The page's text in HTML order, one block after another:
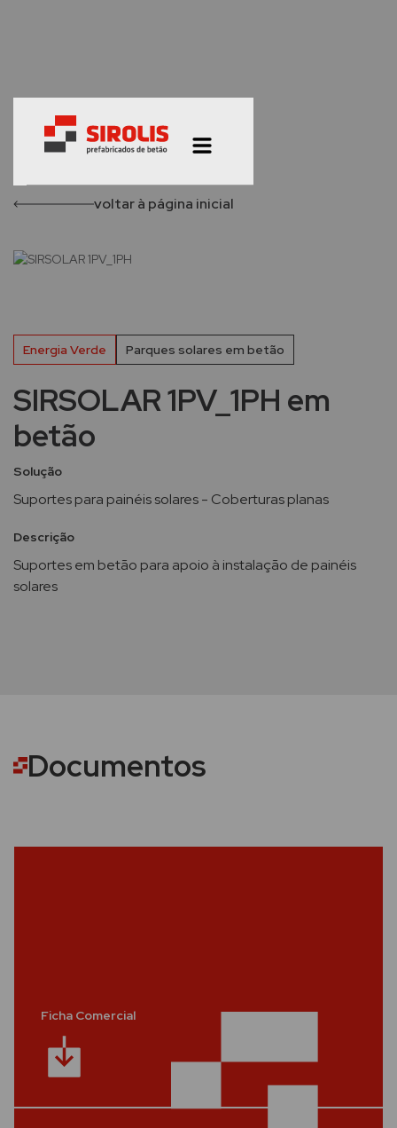
voltar à página inicial
Energia Verde Parques solares em betão
SIRSOLAR 1PV_1PH em
betão
Solução
Suportes para painéis solares - Coberturas planas
Descrição
Suportes em betão para apoio à instalação de painéis
solares
Documentos
Ficha Comercial